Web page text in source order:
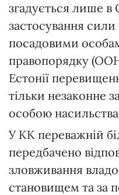
згадується лише
застосування сили
посадовими
правопорядку
Естонії
тільки незаконне
особою
У КК переважній
передбачено
зловживання
становищем та за